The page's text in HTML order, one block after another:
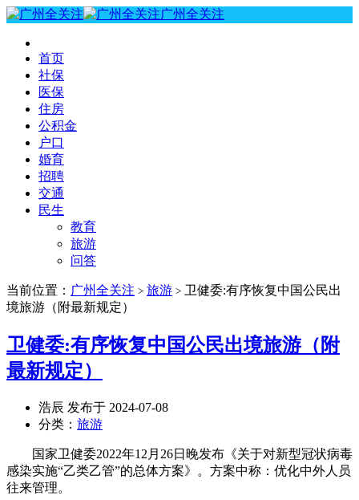
广州全关注
首页
社保
医保
住房
公积金
户口
婚育
招聘
交通
民生
教育
旅游
问答
当前位置： 广州全关注 > 旅游 > 卫健委:有序恢复中国公民出
境旅游（附最新规定）
卫健委:有序恢复中国公民出境旅游（附
最新规定）
浩辰 发布于 2024-07-08
分类： 旅游
国家卫健委2022年12月26日晚发布《关于对新型冠状病毒
感染实施“乙类乙管”的总体方案》。方案中称：优化中外人员
往来管理。